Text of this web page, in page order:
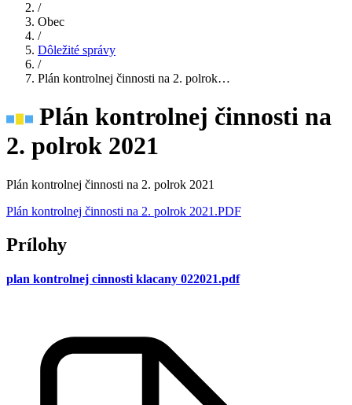
/
Obec
/
Dôležité správy
/
Plán kontrolnej činnosti na 2. polrok…
Plán kontrolnej činnosti na
2. polrok 2021
Plán kontrolnej činnosti na 2. polrok 2021
Plán kontrolnej činnosti na 2. polrok 2021.PDF
Prílohy
plan kontrolnej cinnosti klacany 022021.pdf